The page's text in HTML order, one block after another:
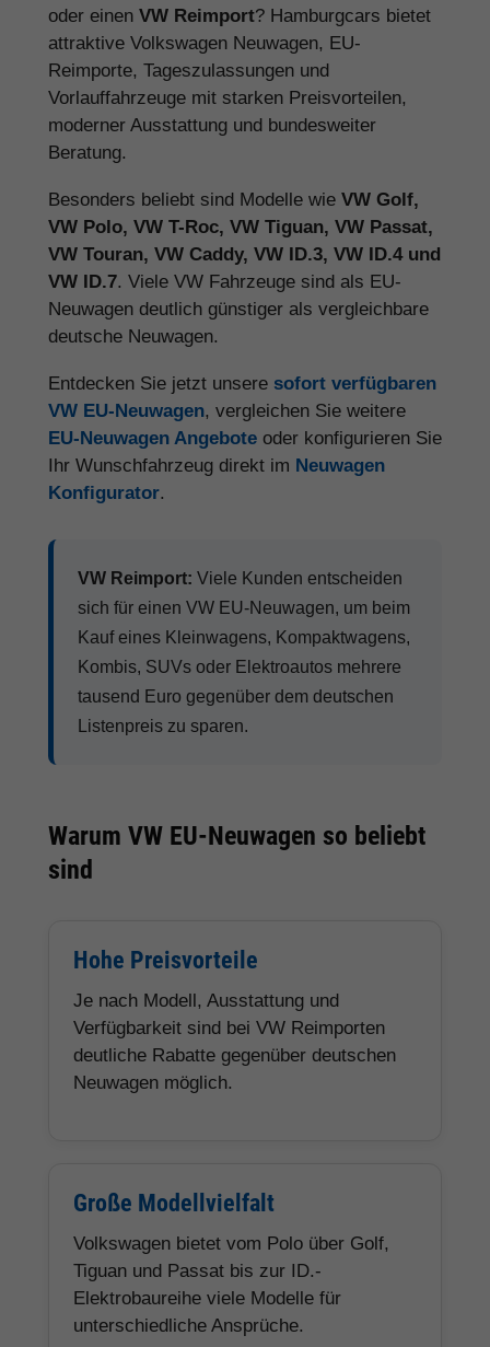
oder einen VW Reimport? Hamburgcars bietet
attraktive Volkswagen Neuwagen, EU-
Reimporte, Tageszulassungen und
Vorlauffahrzeuge mit starken Preisvorteilen,
moderner Ausstattung und bundesweiter
Beratung.
Besonders beliebt sind Modelle wie VW Golf,
VW Polo, VW T-Roc, VW Tiguan, VW Passat,
VW Touran, VW Caddy, VW ID.3, VW ID.4 und
VW ID.7. Viele VW Fahrzeuge sind als EU-
Neuwagen deutlich günstiger als vergleichbare
deutsche Neuwagen.
Entdecken Sie jetzt unsere sofort verfügbaren
VW EU-Neuwagen, vergleichen Sie weitere
EU-Neuwagen Angebote oder konfigurieren Sie
Ihr Wunschfahrzeug direkt im Neuwagen
Konfigurator.
VW Reimport: Viele Kunden entscheiden
sich für einen VW EU-Neuwagen, um beim
Kauf eines Kleinwagens, Kompaktwagens,
Kombis, SUVs oder Elektroautos mehrere
tausend Euro gegenüber dem deutschen
Listenpreis zu sparen.
Warum VW EU-Neuwagen so beliebt
sind
Hohe Preisvorteile
Je nach Modell, Ausstattung und
Verfügbarkeit sind bei VW Reimporten
deutliche Rabatte gegenüber deutschen
Neuwagen möglich.
Große Modellvielfalt
Volkswagen bietet vom Polo über Golf,
Tiguan und Passat bis zur ID.-
Elektrobaureihe viele Modelle für
unterschiedliche Ansprüche.